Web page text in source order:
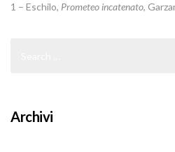
1 – Eschilo, Prometeo incatenato,
Archivi